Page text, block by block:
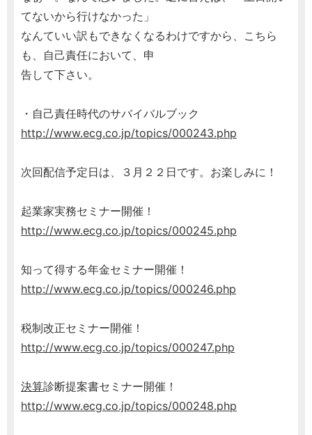
てないから行けなかった」
なんていい訳もできなくなるわけですから、こちら
も、自己責任において、申
告して下さい。
・自己責任時代のサバイバルブック
http://www.ecg.co.jp/topics/000243.php
次回配信予定日は、３月２２日です。お楽しみに！
起業家実務セミナー開催！
http://www.ecg.co.jp/topics/000245.php
知って得する年金セミナー開催！
http://www.ecg.co.jp/topics/000246.php
税制改正セミナー開催！
http://www.ecg.co.jp/topics/000247.php
決算診断提案書セミナー開催！
http://www.ecg.co.jp/topics/000248.php